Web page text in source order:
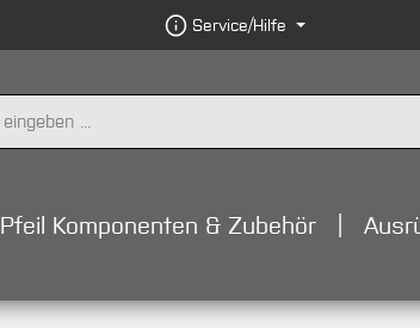
Service/Hilfe
Pfeil Komponenten & Zubehör